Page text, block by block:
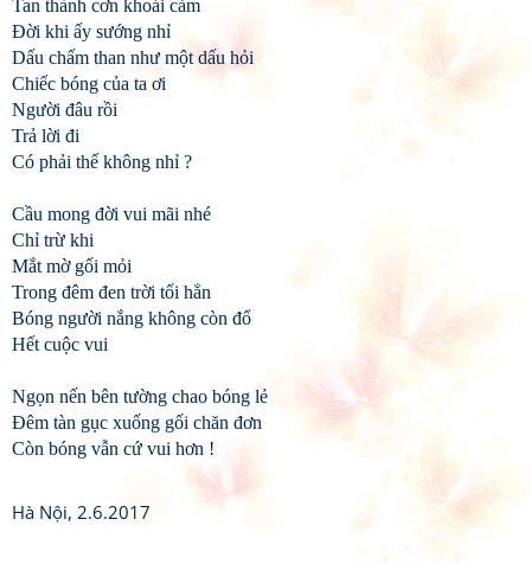
Tan thành cơn khoái cảm
Đời khi ấy sướng nhỉ
Dấu chấm than như một dấu hỏi
Chiếc bóng của ta ơi
Người đâu rồi
Trả lời đi
Có phải thế không nhỉ ?
Cầu mong đời vui mãi nhé
Chỉ trừ khi
Mắt mờ gối mỏi
Trong đêm đen trời tối hẳn
Bóng người nắng không còn đổ
Hết cuộc vui
Ngọn nến bên tường chao bóng lẻ
Đêm tàn gục xuống gối chăn đơn
Còn bóng vẫn cứ vui hơn !
Hà Nội, 2.6.2017